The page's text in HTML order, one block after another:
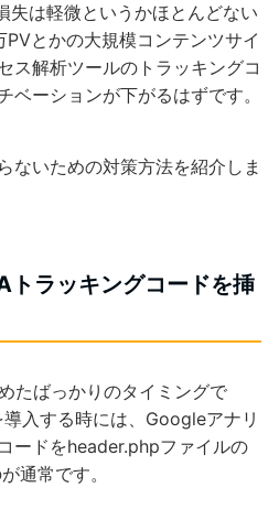
失は軽微というかほとんどない
とかの大規模コンテンツサイ
ス解析ツールのトラッキングコ
ベーションが下がるはずです。
ないための対策方法を紹介しま
トラッキングコードを挿
たばっかりのタイミングで
入する時には、Googleアナリ
ードをheader.phpファイルの
通常です。